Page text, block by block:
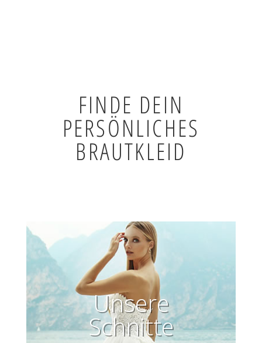
FINDE DEIN
PERSÖNLICHES
BRAUTKLEID
Unsere
Schnitte